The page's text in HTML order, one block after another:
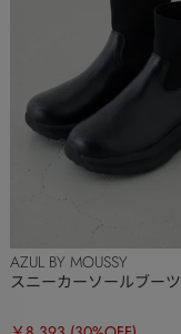
AZUL BY MOUSSY
スニーカーソールブーツ